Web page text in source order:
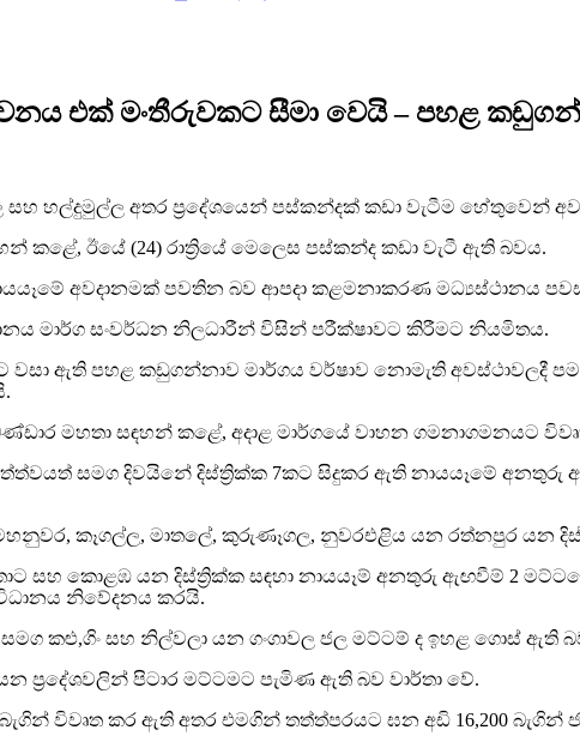
එක් මංතීරුවකට සීමා වෙයි – පහළ
සහ හල්දුමුල්ල අතර ප්‍රදේශයෙන් පස්කන්දක් කඩා වැටීම
ඊයේ (24) රාත්‍රියේ මෙලෙස පස්කන්ද කඩා වැටී ඇති බවය.
අවදානමක් පවතින බව ආපදා කළමනාකරණ මධ්‍යස්ථානය
මාර්ග සංවර්ධන නිලධාරීන් විසින් පරීක්ෂාවට කිරීමට නියමිතය.
වසා ඇති පහළ කඩුගන්නාව මාර්ගය වර්ෂාව නොමැති
මහතා සඳහන් කළේ, අදාළ මාර්ගයේ වාහන
සමග දිවයිනේ දිස්ත්‍රික්ක 7කට සිදුකර ඇති නායයෑමේ
කෑගල්ල, මාතලේ, කුරුණෑගල, නුවරඑළිය යන රත්නපුර යන
සහ කොළඹ යන දිස්ත්‍රික්ක සඳහා නායයෑම් අනතුරු ඇඟවීම් 2
නිවේදනය කරයි.
කළු,ගිං සහ නිල්වලා යන ගංගාවල ජල මට්ටම් ද ඉහළ ගොස් ඇති
ප්‍රදේශවලින් පිටාර මට්ටමට පැමිණ ඇති බව වාර්තා වේ.
විවෘත කර ඇති අතර එමගින් තත්ත්පරයට ඝන අඩි 16,200 බැගින්